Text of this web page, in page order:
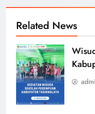
Related News